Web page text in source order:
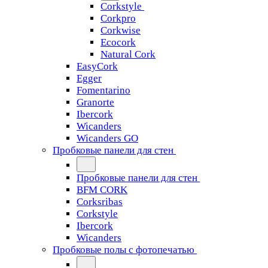
Corkstyle
Corkpro
Corkwise
Ecocork
Natural Cork
EasyCork
Egger
Fomentarino
Granorte
Ibercork
Wicanders
Wicanders GO
Пробковые панели для стен
Пробковые панели для стен
BFM CORK
Corksribas
Corkstyle
Ibercork
Wicanders
Пробковые полы с фотопечатью